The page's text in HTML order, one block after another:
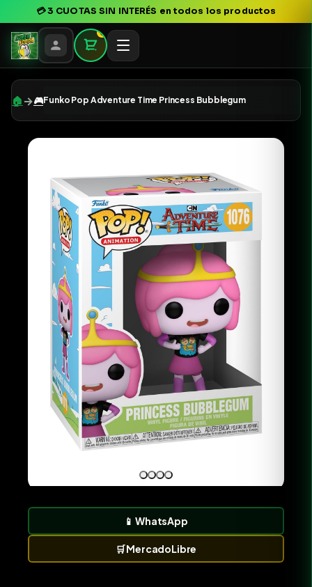
💳3 CUOTAS SIN INTERÉS en todos los productos
0
🏠 →🎮Funko Pop Adventure Time Princess Bubblegum
📱WhatsApp
🛒MercadoLibre